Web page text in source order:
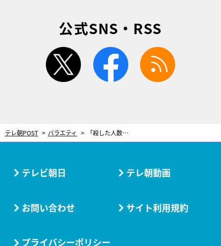
公式SNS・RSS
twitter facebook
テレ朝POST バラエティ 「殺した人数を教えてあげる」岡野陽一が出会った“東京出禁のおじさん”…衝撃の恐怖体験にスタジオ戦慄
テレビ朝日 テレ朝動画
お問い合わせ サイト利用規約
プライバシーポリシー